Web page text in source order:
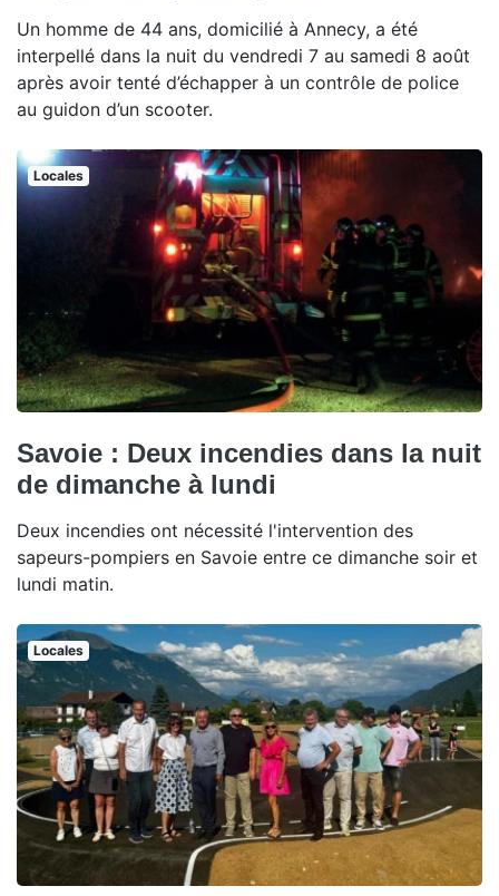
Un homme de 44 ans, domicilié à Annecy, a été
interpellé dans la nuit du vendredi 7 au samedi 8 août
après avoir tenté d’échapper à un contrôle de police
au guidon d’un scooter.
Locales
Savoie : Deux incendies dans la nuit
de dimanche à lundi
Deux incendies ont nécessité l'intervention des
sapeurs-pompiers en Savoie entre ce dimanche soir et
lundi matin.
Locales